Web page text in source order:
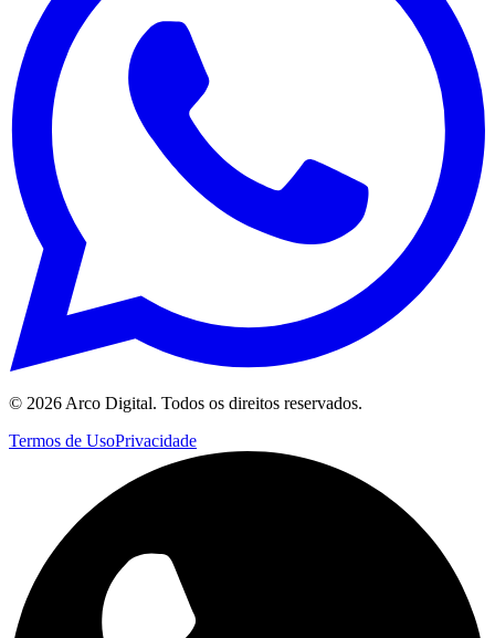
© 2026 Arco Digital. Todos os direitos reservados.
Termos de UsoPrivacidade